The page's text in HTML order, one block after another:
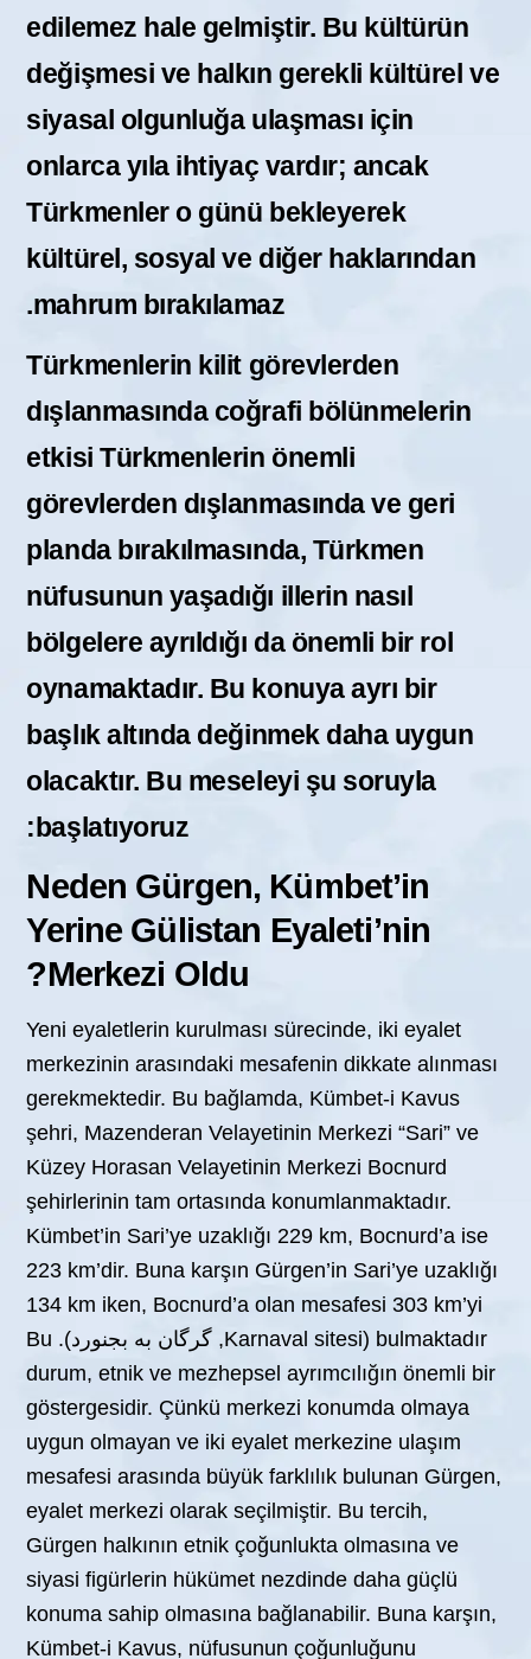
edilemez hale gelmiştir. Bu kültürün
değişmesi ve halkın gerekli kültürel ve
siyasal olgunluğa ulaşması için
onlarca yıla ihtiyaç vardır; ancak
Türkmenler o günü bekleyerek
kültürel, sosyal ve diğer haklarından
mahrum bırakılamaz.
Türkmenlerin kilit görevlerden
dışlanmasında coğrafi bölünmelerin
etkisiTürkmenlerin önemli
görevlerden dışlanmasında ve geri
planda bırakılmasında, Türkmen
nüfusunun yaşadığı illerin nasıl
bölgelere ayrıldığı da önemli bir rol
oynamaktadır. Bu konuya ayrı bir
başlık altında değinmek daha uygun
olacaktır. Bu meseleyi şu soruyla
başlatıyoruz:
Neden Gürgen, Kümbet’in
Yerine Gülistan Eyaleti’nin
Merkezi Oldu?
Yeni eyaletlerin kurulması sürecinde, iki eyalet
merkezinin arasındaki mesafenin dikkate alınması
gerekmektedir. Bu bağlamda, Kümbet-i Kavus
şehri, Mazenderan Velayetinin Merkezi “Sari” ve
Küzey Horasan Velayetinin Merkezi Bocnurd
şehirlerinin tam ortasında konumlanmaktadır.
Kümbet’in Sari’ye uzaklığı 229 km, Bocnurd’a ise
223 km’dir. Buna karşın Gürgen’in Sari’ye uzaklığı
134 km iken, Bocnurd’a olan mesafesi 303 km’yi
bulmaktadır (Karnaval sitesi, گرگان به بجنورد). Bu
durum, etnik ve mezhepsel ayrımcılığın önemli bir
göstergesidir. Çünkü merkezi konumda olmaya
uygun olmayan ve iki eyalet merkezine ulaşım
mesafesi arasında büyük farklılık bulunan Gürgen,
eyalet merkezi olarak seçilmiştir. Bu tercih,
Gürgen halkının etnik çoğunlukta olmasına ve
siyasi figürlerin hükümet nezdinde daha güçlü
konuma sahip olmasına bağlanabilir. Buna karşın,
Kümbet-i Kavus, nüfusunun çoğunluğunu